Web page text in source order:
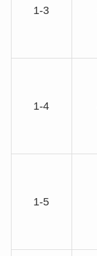
1-3
1-4
1-5